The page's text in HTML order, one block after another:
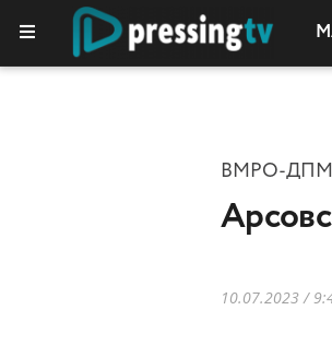
ВМРО-
10.07.2023 /